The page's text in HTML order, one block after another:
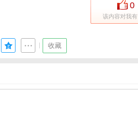
0
该内容对我
收藏